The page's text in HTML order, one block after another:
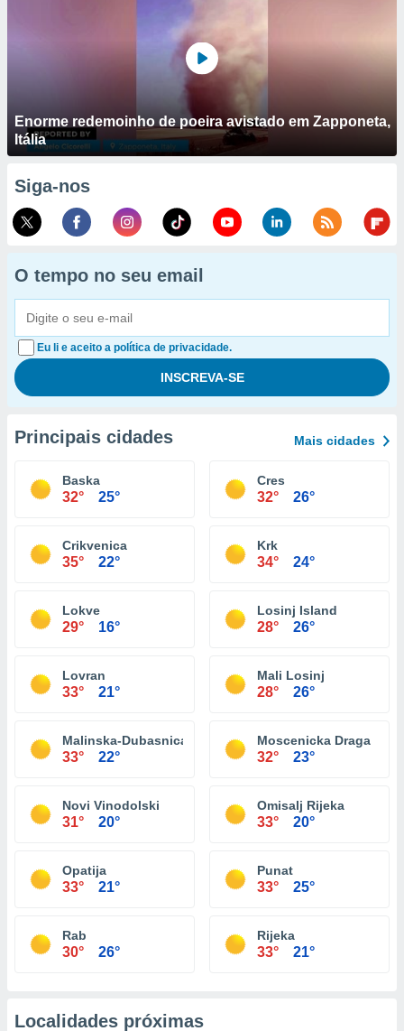
Enorme redemoinho de poeira avistado em Zapponeta,
Itália
Siga-nos
O tempo no seu email
Eu li e aceito a política de privacidade.
Principais cidades Mais cidades
Baska
32° 25°
Cres
32° 26°
Crikvenica
35° 22°
Krk
34° 24°
Lokve
29° 16°
Losinj Island
28° 26°
Lovran
33° 21°
Mali Losinj
28° 26°
Malinska-Dubasnica
33° 22°
Moscenicka Draga
32° 23°
Novi Vinodolski
31° 20°
Omisalj Rijeka
33° 20°
Opatija
33° 21°
Punat
33° 25°
Rab
30° 26°
Rijeka
33° 21°
Localidades próximas